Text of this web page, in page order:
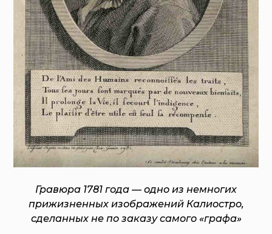
Гравюра 1781 года — одно из немногих
прижизненных изображений Калиостро,
сделанных не по заказу самого «графа»